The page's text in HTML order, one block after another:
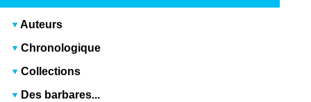
Auteurs
Chronologique
Collections
Des barbares...